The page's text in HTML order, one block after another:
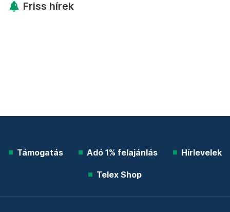
Friss hírek
Támogatás Adó 1% felajánlás Hírlevelek
Telex Shop